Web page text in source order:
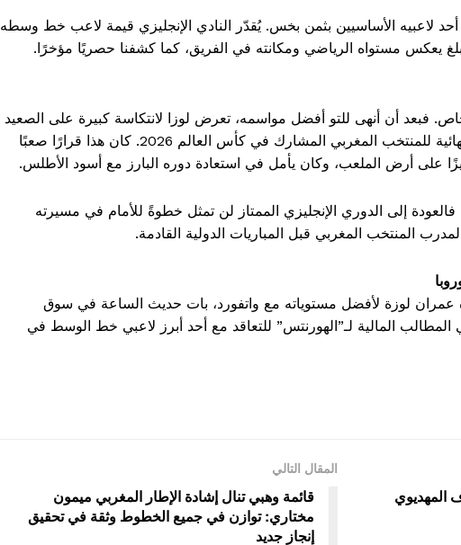
أحد لاعبيه الأساسيين بثمن بخس. يُقدّر النادي الإنجليزي قيمة لاعب خط وسطه
فبعد أن أنهى للتو أفضل مواسمه، تعرض لوزا لانتكاسة كبيرة على الصعيد
الدولي عندما استُبعد من التشكيلة النهائية للمنتخب المغربي المشارك في كأس العالم 2026. كان هذا قرارًا صعبًا
على أرض الملعب، وكان يأمل في استعادة دوره البارز مع أسود الأطلس.
فالعودة إلى الدوري الإنجليزي الممتاز لن تمثل خطوةً للأمام في مسيرته
المنتخب المغربي قبل المباريات الدولية القادمة.
عمران لوزة لأفضل مستوياته مع واتفورد، بات حديث الساعة في سوق
المطالب المالية لـ”الهورنتس” للتعاقد مع أحد أبرز لاعبي خط الوسط في
المهديوي
المقال التالي
قائمة وهبي تنال إشادة الإطار المغربي ميمون
مختاري: توازن في جميع الخطوط وثقة في تحقيق
إنجاز جديد